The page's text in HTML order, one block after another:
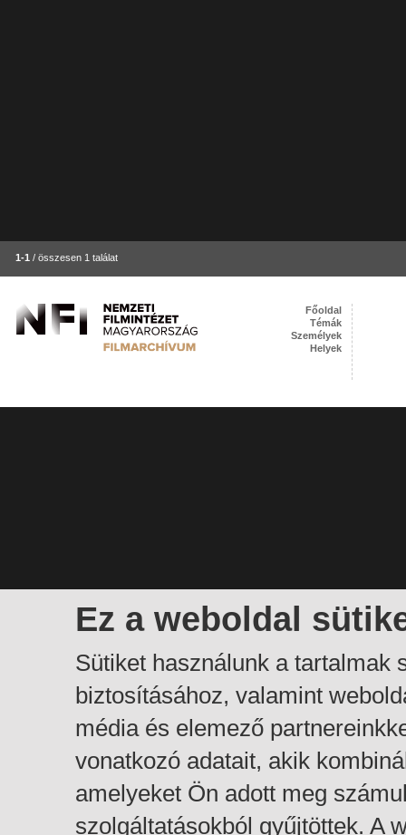
1-1 / összesen 1 találat
Ez a weboldal
Sütiket használunk a tartalmak
biztosításához, valamint
média és elemező
vonatkozó adatait, akik
amelyeket Ön adott meg
szolgáltatásokból gyűjtöttek. A
Főoldal
Témák
Személyek
Helyek